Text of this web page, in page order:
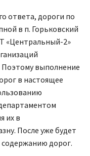
ответа, дороги по
в п. Горьковский
«Центральный-2»
выполнение
в настоящее
их в
После уже будет
дорог.